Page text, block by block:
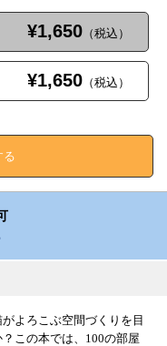
¥1,650 （税込）
¥1,650 （税込）
る
よろこぶ空間づくりを目
この本では、100の部屋